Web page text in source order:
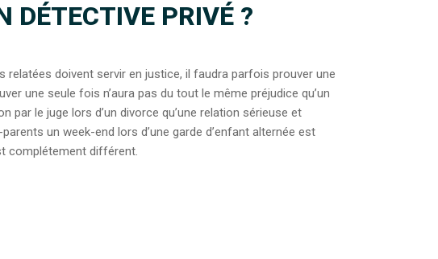
DÉTECTIVE PRIVÉ ?
doivent servir en justice, il faudra parfois prouver une
une seule fois n’aura pas du tout le même préjudice qu’un
par le juge lors d’un divorce qu’une relation sérieuse et
un week-end lors d’une garde d’enfant alternée est
complétement différent.